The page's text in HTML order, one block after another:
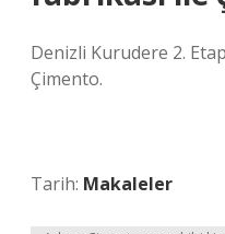
Denizli Kurudere 2.
Çimento.
Tarih: Makaleler